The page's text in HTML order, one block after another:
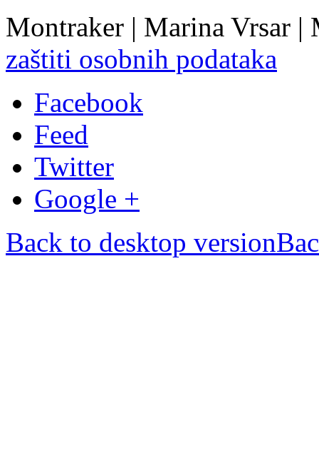
Montraker | Marina Vrsar |
zaštiti osobnih podataka
Facebook
Feed
Twitter
Google +
Back to desktop version